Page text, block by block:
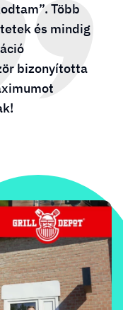
Több
és mindig
bizonyította